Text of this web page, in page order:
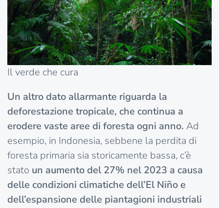
Il verde che cura
Un altro dato allarmante riguarda la
deforestazione tropicale, che continua a
erodere vaste aree di foresta ogni anno. Ad
esempio, in Indonesia, sebbene la perdita di
foresta primaria sia storicamente bassa, c’è
stato un aumento del 27% nel 2023 a causa
delle condizioni climatiche dell’El Niño e
dell’espansione delle piantagioni industriali​